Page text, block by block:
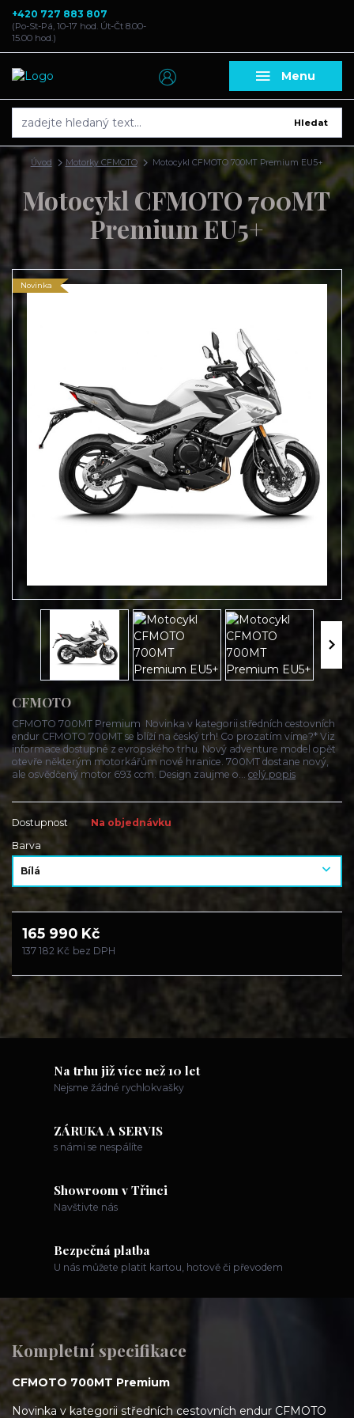
Menu
Hledat
+420 727 883 807
(Po-St-Pá, 10-17 hod. Út-Čt 8.00-
15.00 hod.)
Úvod Motorky CFMOTO Motocykl CFMOTO 700MT Premium EU5+
Motocykl CFMOTO 700MT
Premium EU5+
Novinka
CFMOTO
CFMOTO 700MT Premium Novinka v kategorii středních cestovních
endur CFMOTO 700MT se blíží na český trh! Co prozatím víme?* Viz
informace dostupné z evropského trhu. Nový adventure model opět
otevře některým motorkářům nové hranice. 700MT dostane nový,
ale osvědčený motor 693 ccm. Design zaujme o... celý popis
Dostupnost
Na objednávku
Barva
165 990 Kč
137 182 Kč bez DPH
Na trhu již více než 10 let
Nejsme žádné rychlokvašky
ZÁRUKA A SERVIS
s námi se nespálíte
Showroom v Třinci
Navštivte nás
Bezpečná platba
U nás můžete platit kartou, hotově či převodem
Kompletní specifikace
CFMOTO 700MT Premium
Novinka v kategorii středních cestovních endur CFMOTO